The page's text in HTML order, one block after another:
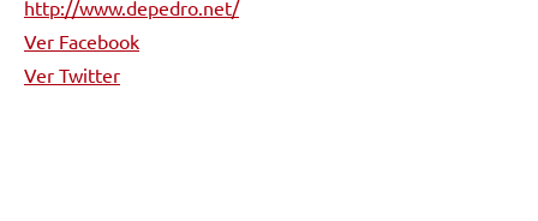
http://www.depedro.net/
Ver Facebook
Ver Twitter